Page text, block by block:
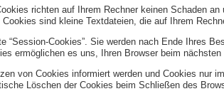
richten auf Ihrem Rechner keinen Schaden
sind kleine Textdateien, die auf Ihrem
“Session-Cookies”. Sie werden nach Ende Ihres
ermöglichen es uns, Ihren Browser beim
von Cookies informiert werden und Cookies nur
Löschen der Cookies beim Schließen des